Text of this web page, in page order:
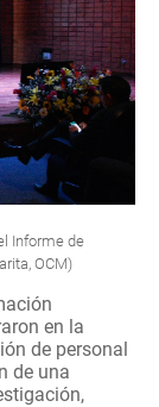
Informe de
OCM)
en la
de personal
de una